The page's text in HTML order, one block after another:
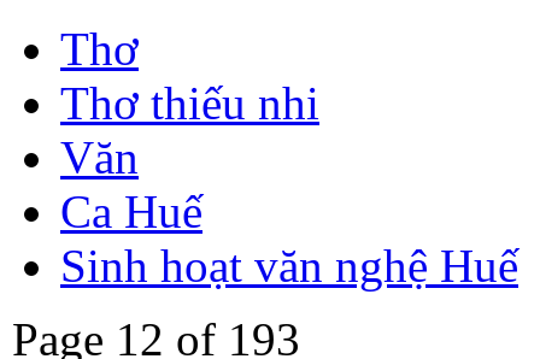
Thơ
Thơ thiếu nhi
Văn
Ca Huế
Sinh hoạt văn nghệ Huế
Page 12 of 193